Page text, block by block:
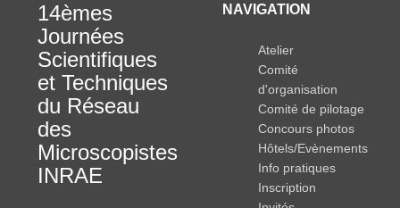
14èmes
Journées
Scientifiques
et Techniques
du Réseau
des
Microscopistes
INRAE
NAVIGATION
Atelier
Comité
d'organisation
Comité de pilotage
Concours photos
Hôtels/Evènements
Info pratiques
Inscription